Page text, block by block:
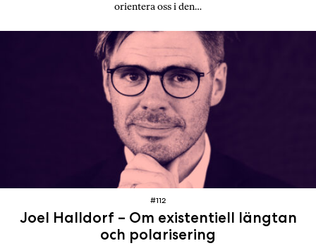
orientera oss i den…
Joel Halldorf – Om existentiell längtan
och polarisering
#112